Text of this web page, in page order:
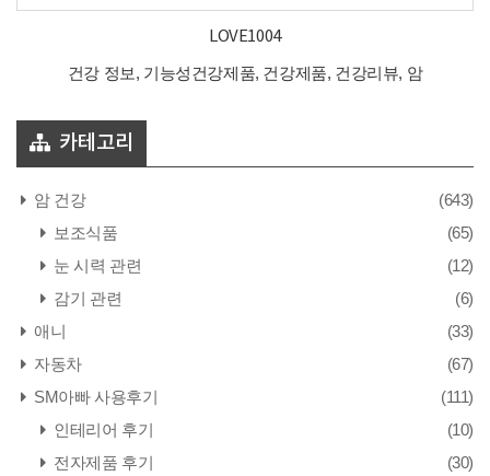
LOVE1004
건강 정보, 기능성건강제품, 건강제품, 건강리뷰, 암
카테고리
암 건강
(643)
보조식품
(65)
눈 시력 관련
(12)
감기 관련
(6)
애니
(33)
자동차
(67)
SM아빠 사용후기
(111)
인테리어 후기
(10)
전자제품 후기
(30)